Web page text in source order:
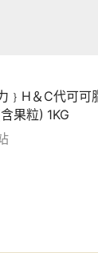
﹜H＆C代可可
果粒) 1KG